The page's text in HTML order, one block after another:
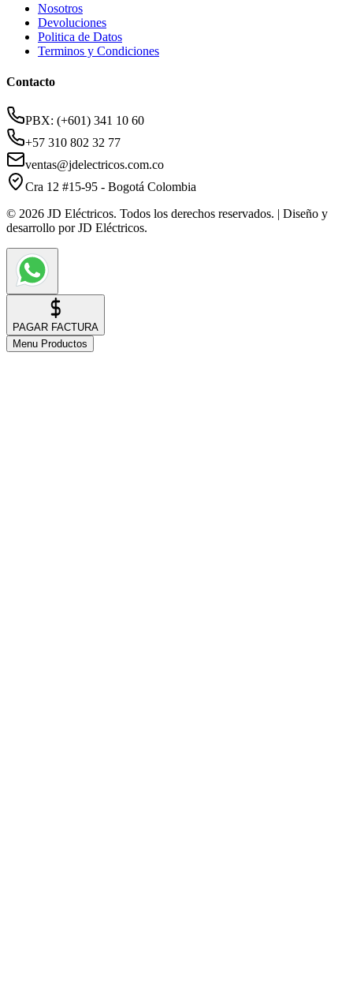
Nosotros
Devoluciones
Politica de Datos
Terminos y Condiciones
Contacto
PBX: (+601) 341 10 60
+57 310 802 32 77
ventas@jdelectricos.com.co
Cra 12 #15-95 - Bogotá Colombia
© 2026 JD Eléctricos. Todos los derechos reservados. | Diseño y
desarrollo por JD Eléctricos.
PAGAR FACTURA
Menu Productos